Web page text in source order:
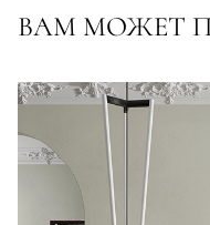
ВАМ МОЖЕТ